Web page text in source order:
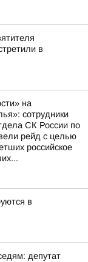
в
на
сотрудники
СК России по
рейд с целью
российское
в
депутат